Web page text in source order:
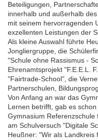
Beteiligungen,
innerhalb und außerhalb
mit seinem hervorragenden
exzellenten Leistungen der
Als kleine Auswahl führte
Jongliergruppe, die
"Schule ohne Rassismus -
Ehrenamtsprojekt "F.E.E.L.
"Fairtrade-School", die
Partnerschulen,
Von Anfang an war das
Lernen betrifft, gab es
Gymnasium
am Schulversuch "Digitale
Heußner: "Wir als Landkreis